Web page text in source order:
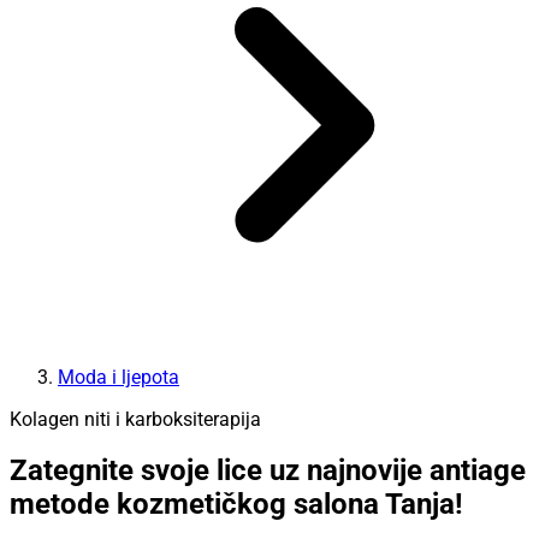
Moda i ljepota
Kolagen niti i karboksiterapija
Zategnite svoje lice uz najnovije antiage
metode kozmetičkog salona Tanja!